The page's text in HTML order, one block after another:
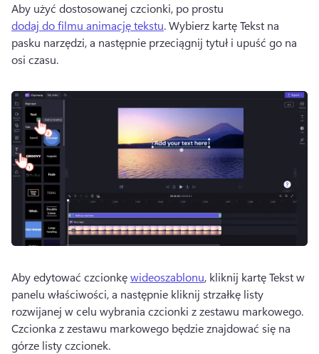
Aby użyć dostosowanej czcionki, po prostu
dodaj do filmu animację tekstu. Wybierz kartę Tekst na
pasku narzędzi, a następnie przeciągnij tytuł i upuść go na
osi czasu.
Aby edytować czcionkę wideoszablonu, kliknij kartę Tekst w
panelu właściwości, a następnie kliknij strzałkę listy
Czcionka z zestawu markowego będzie znajdować się na
górze listy czcionek.